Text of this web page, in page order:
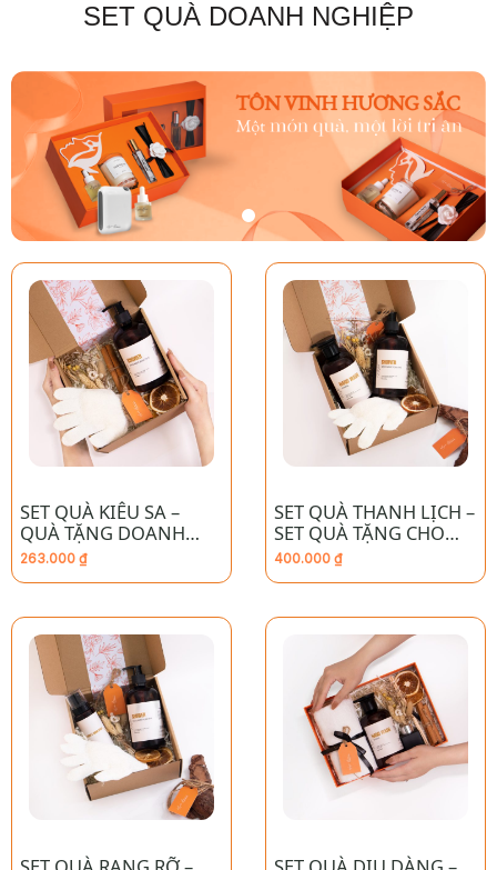
SET QUÀ DOANH NGHIỆP
SET QUÀ KIÊU SA –
QUÀ TẶNG DOANH
NGHIỆP CAO CẤP
263.000 ₫
SET QUÀ THANH LỊCH –
SET QUÀ TẶNG CHO
DOANH NGHIỆP CAO
CẤP
400.000 ₫